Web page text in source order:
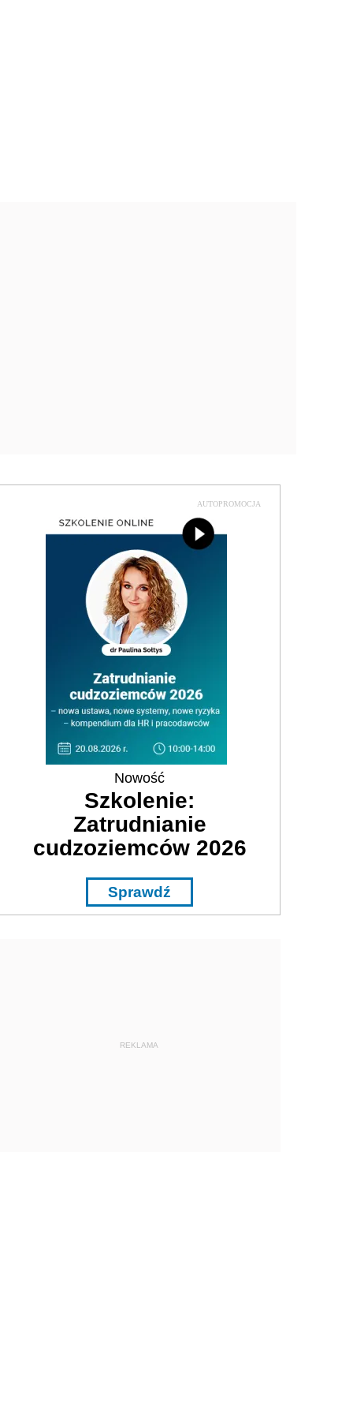
AUTOPROMOCJA
Nowość
Szkolenie:
Zatrudnianie
cudzoziemców 2026
Sprawdź
REKLAMA